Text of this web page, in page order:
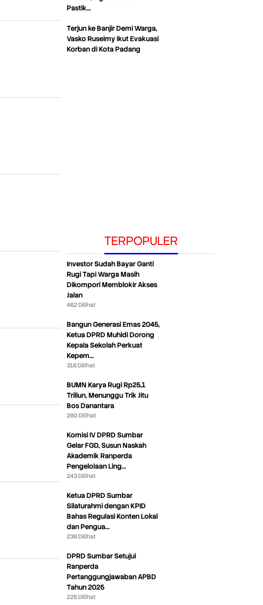
Pastik…
Terjun ke Banjir Demi Warga,
Vasko Ruseimy Ikut Evakuasi
Korban di Kota Padang
TERPOPULER
Investor Sudah Bayar Ganti
Rugi Tapi Warga Masih
Dikompori Memblokir Akses
Jalan
462 Dilihat
Bangun Generasi Emas 2045,
Ketua DPRD Muhidi Dorong
Kepala Sekolah Perkuat
Kepem…
316 Dilihat
BUMN Karya Rugi Rp25,1
Triliun, Menunggu Trik Jitu
Bos Danantara
280 Dilihat
Komisi IV DPRD Sumbar
Gelar FGD, Susun Naskah
Akademik Ranperda
Pengelolaan Ling…
243 Dilihat
Ketua DPRD Sumbar
Silaturahmi dengan KPID
Bahas Regulasi Konten Lokal
dan Pengua…
236 Dilihat
DPRD Sumbar Setujui
Ranperda
Pertanggungjawaban APBD
Tahun 2025
225 Dilihat